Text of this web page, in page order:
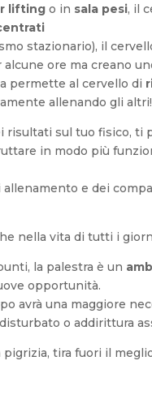
lifting o in sala pesi, il
stazionario), il
ore ma creano
permette al cervello di
allenando gli altri!
risultati sul tuo fisico, ti
in modo più
allenamento e dei
nella vita di tutti i
la palestra è un
opportunità.
avrà una maggiore
o addirittura
tira fuori il